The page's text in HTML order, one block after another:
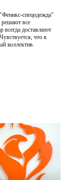
спецодежда"
решают все
всегда доставляют
что в
коллектив.